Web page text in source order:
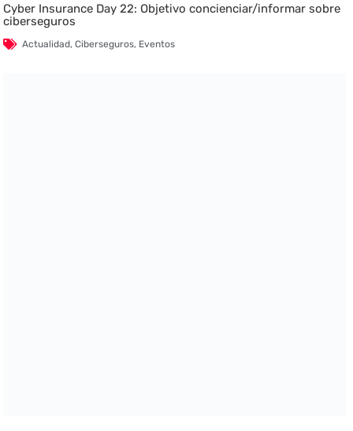
Cyber Insurance Day 22: Objetivo concienciar/informar sobre
ciberseguros
Actualidad,Ciberseguros, Eventos